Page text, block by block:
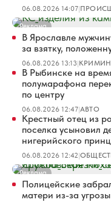
06.08.2026 14:07|
Реклама
В Ярославле
за взятку,
06.08.2026 13:13|
В Рыбинске на
полумарафона
по центру
06.08.2026 12:47|АВТО
Крестный отец из
поселка усыновил
нигерийского
06.08.2026 12:42|
Реклама
Полицейские
матери из-за